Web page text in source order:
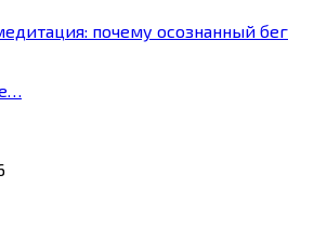
почему осознанный бег